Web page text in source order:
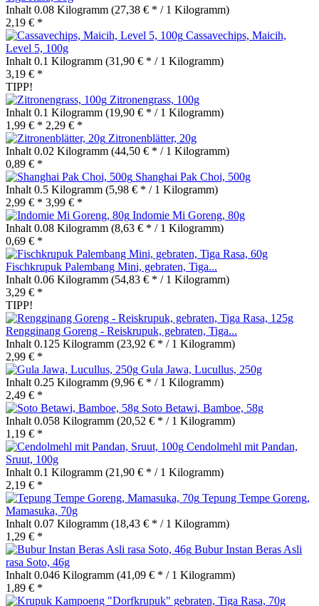
Inhalt 0.08 Kilogramm (27,38 € * / 1 Kilogramm)
2,19 € *
Cassavechips, Maicih,
Level 5, 100g
Inhalt 0.1 Kilogramm (31,90 € * / 1 Kilogramm)
3,19 € *
TIPP!
Zitronengrass, 100g
Inhalt 0.1 Kilogramm (19,90 € * / 1 Kilogramm)
1,99 € * 2,29 € *
Zitronenblätter, 20g
Inhalt 0.02 Kilogramm (44,50 € * / 1 Kilogramm)
0,89 € *
Shanghai Pak Choi, 500g
Inhalt 0.5 Kilogramm (5,98 € * / 1 Kilogramm)
2,99 € * 3,99 € *
Indomie Mi Goreng, 80g
Inhalt 0.08 Kilogramm (8,63 € * / 1 Kilogramm)
0,69 € *
Fischkrupuk Palembang Mini, gebraten, Tiga...
Inhalt 0.06 Kilogramm (54,83 € * / 1 Kilogramm)
3,29 € *
TIPP!
Rengginang Goreng - Reiskrupuk, gebraten, Tiga...
Inhalt 0.125 Kilogramm (23,92 € * / 1 Kilogramm)
2,99 € *
Gula Jawa, Lucullus, 250g
Inhalt 0.25 Kilogramm (9,96 € * / 1 Kilogramm)
2,49 € *
Soto Betawi, Bamboe, 58g
Inhalt 0.058 Kilogramm (20,52 € * / 1 Kilogramm)
1,19 € *
Cendolmehl mit Pandan,
Sruut, 100g
Inhalt 0.1 Kilogramm (21,90 € * / 1 Kilogramm)
2,19 € *
Tepung Tempe Goreng,
Mamasuka, 70g
Inhalt 0.07 Kilogramm (18,43 € * / 1 Kilogramm)
1,29 € *
Bubur Instan Beras Asli
rasa Soto, 46g
Inhalt 0.046 Kilogramm (41,09 € * / 1 Kilogramm)
1,89 € *